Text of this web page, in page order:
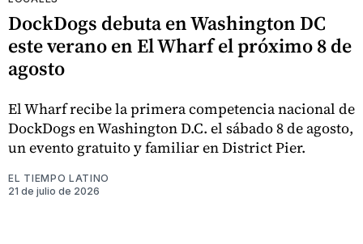
DockDogs debuta en Washington DC
este verano en El Wharf el próximo 8 de
agosto
El Wharf recibe la primera competencia nacional de
DockDogs en Washington D.C. el sábado 8 de agosto,
un evento gratuito y familiar en District Pier.
EL TIEMPO LATINO
21 de julio de 2026